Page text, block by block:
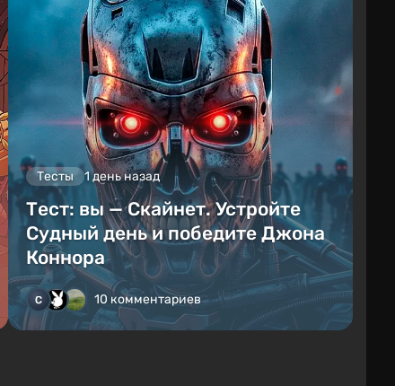
Тесты 1 день назад
Тест: вы — Скайнет. Устройте
Судный день и победите Джона
Коннора
10 комментариев